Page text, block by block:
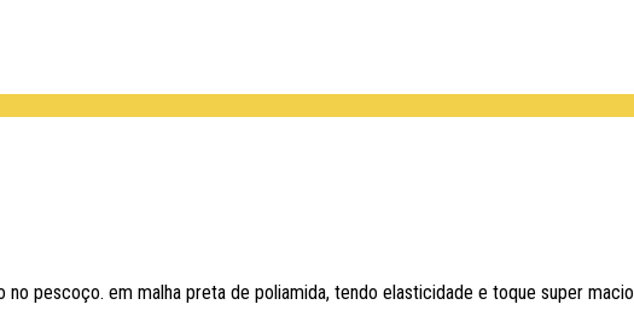
pescoço. em malha preta de poliamida, tendo elasticidade e toque super macio